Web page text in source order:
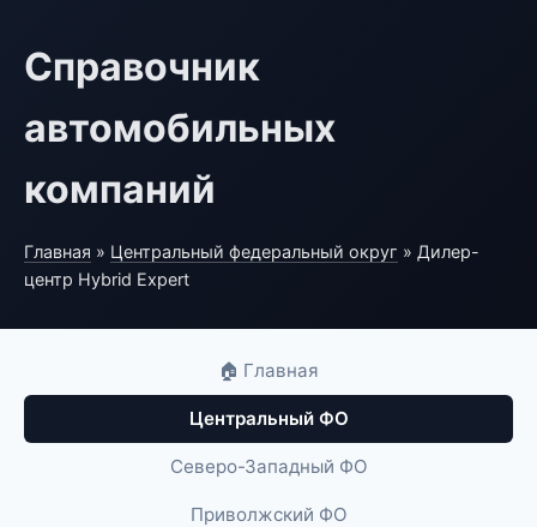
Справочник
автомобильных
компаний
Главная » Центральный федеральный округ » Дилер-
центр Hybrid Expert
🏠 Главная
Центральный ФО
Северо-Западный ФО
Приволжский ФО